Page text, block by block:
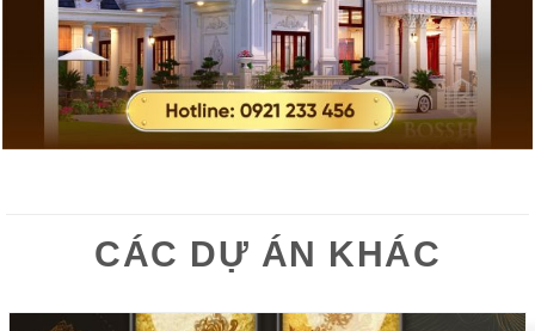
CÁC DỰ ÁN KHÁC